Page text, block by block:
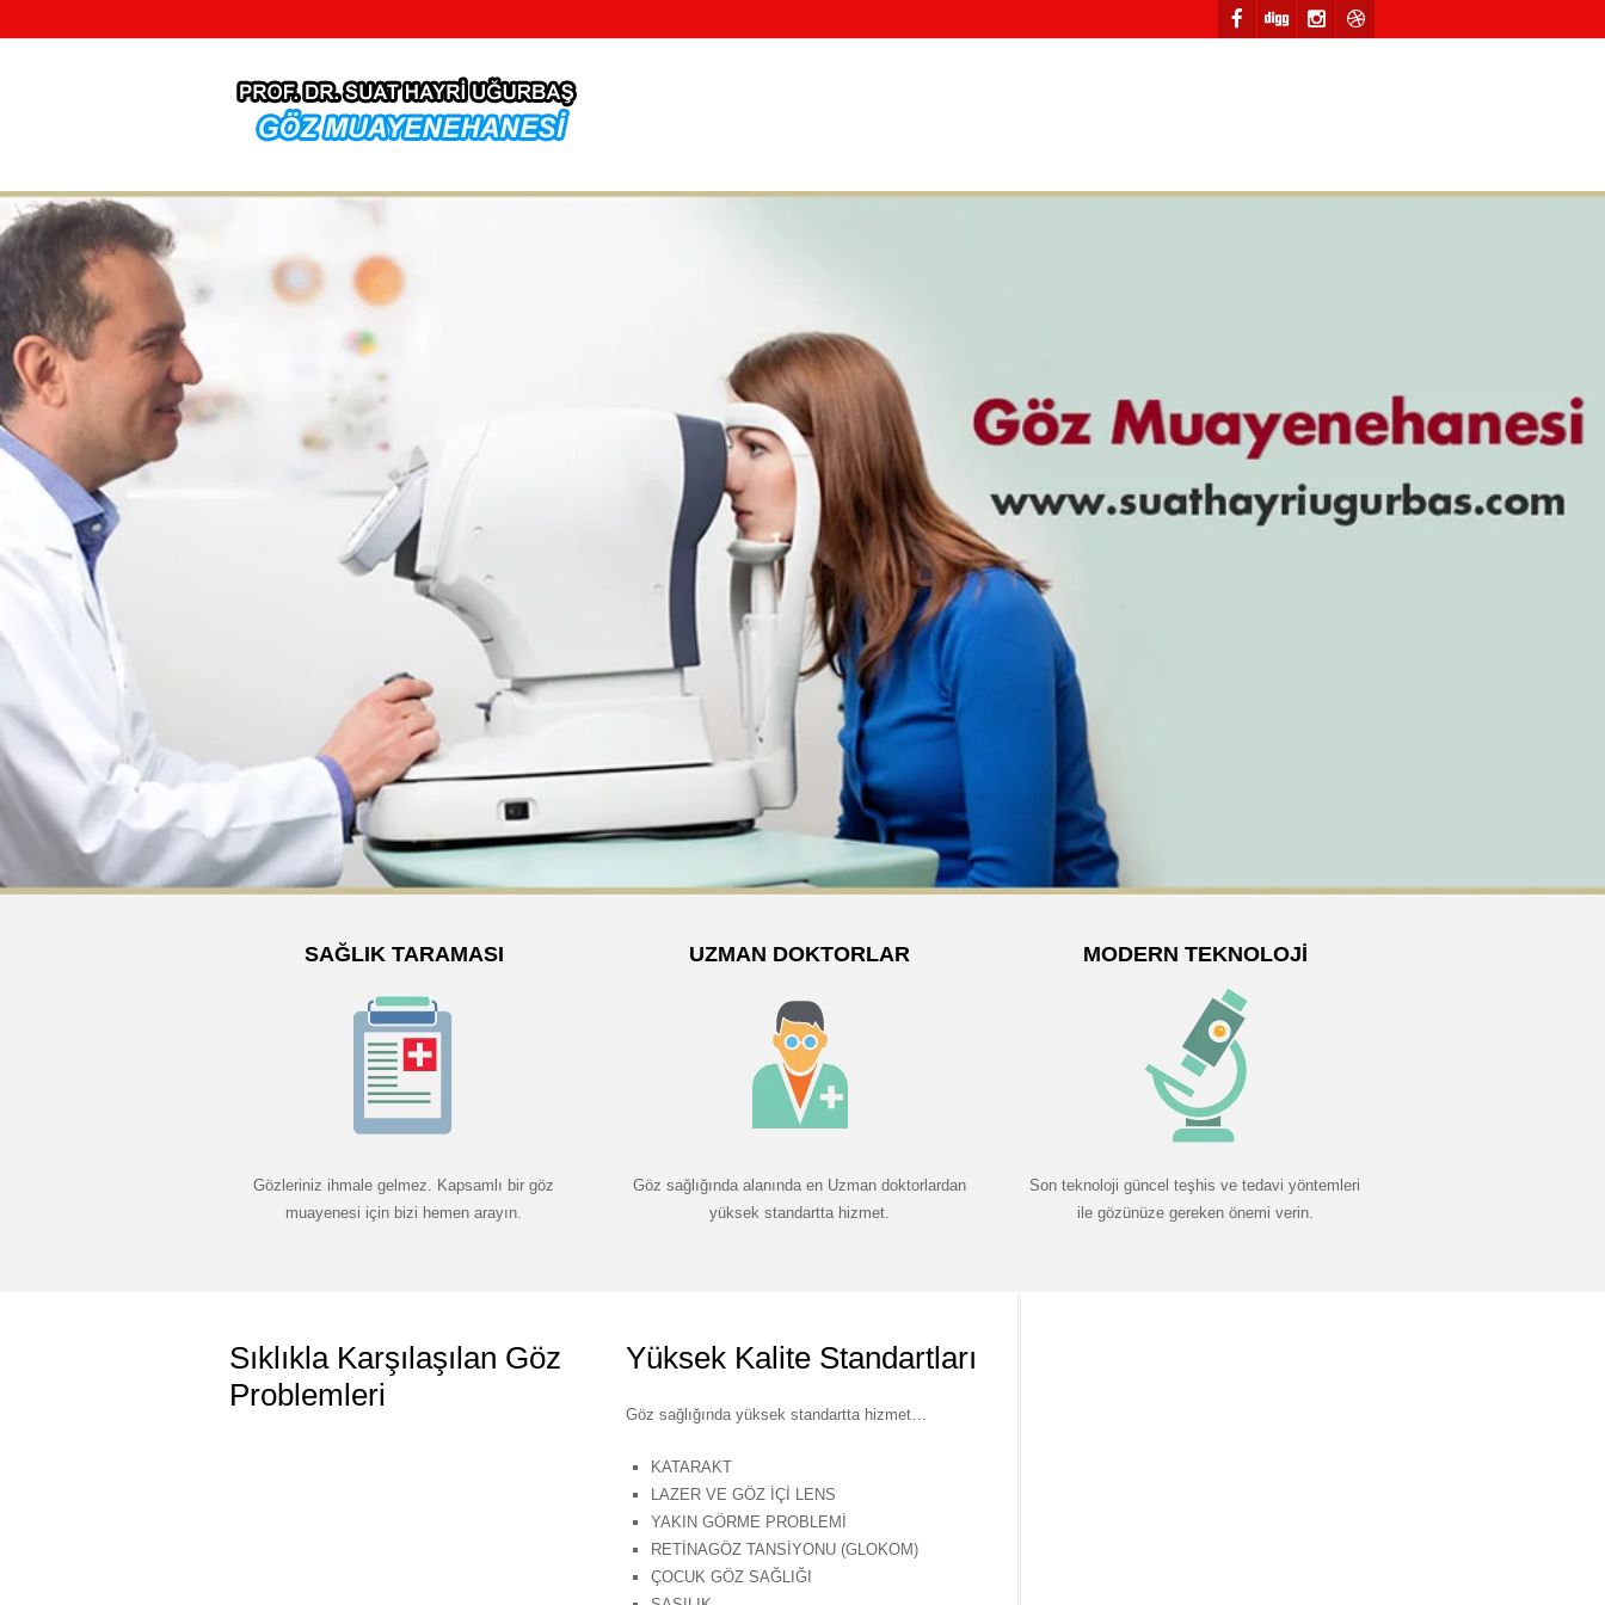
SAĞLIK TARAMASI
Gözleriniz ihmale gelmez. Kapsamlı bir göz
muayenesi için bizi hemen arayın.
UZMAN DOKTORLAR
Göz sağlığında alanında en Uzman doktorlardan
yüksek standartta hizmet.
MODERN TEKNOLOJI
Son teknoloji güncel teşhis ve tedavi yöntemleri
ile gözünüze gereken önemi verin.
Sıklıkla Karşılaşılan Göz
Problemleri
Yüksek Kalite Standartları
Göz sağlığında yüksek standartta hizmet…
KATARAKT
LAZER VE GÖZ İÇİ LENS
YAKIN GÖRME PROBLEMİ
RETİNAGÖZ TANSİYONU (GLOKOM)
ÇOCUK GÖZ SAĞLIĞI